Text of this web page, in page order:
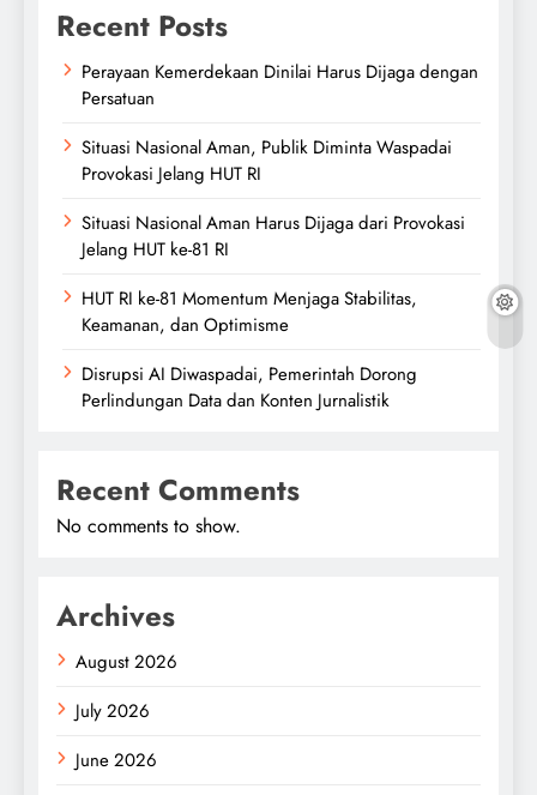
Recent Posts
Perayaan Kemerdekaan Dinilai Harus Dijaga dengan
Persatuan
Situasi Nasional Aman, Publik Diminta Waspadai
Provokasi Jelang HUT RI
Situasi Nasional Aman Harus Dijaga dari Provokasi
Jelang HUT ke-81 RI
HUT RI ke-81 Momentum Menjaga Stabilitas,
Keamanan, dan Optimisme
Disrupsi AI Diwaspadai, Pemerintah Dorong
Perlindungan Data dan Konten Jurnalistik
Recent Comments
No comments to show.
Archives
August 2026
July 2026
June 2026